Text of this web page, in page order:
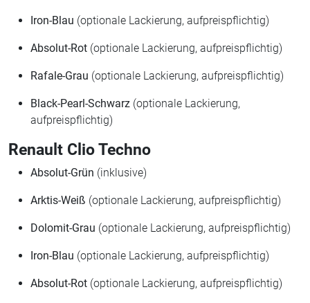
Iron-Blau (optionale Lackierung, aufpreispflichtig)
Absolut-Rot (optionale Lackierung, aufpreispflichtig)
Rafale-Grau (optionale Lackierung, aufpreispflichtig)
Black-Pearl-Schwarz (optionale Lackierung,
aufpreispflichtig)
Renault Clio Techno
Absolut-Grün (inklusive)
Arktis-Weiß (optionale Lackierung, aufpreispflichtig)
Dolomit-Grau (optionale Lackierung, aufpreispflichtig)
Iron-Blau (optionale Lackierung, aufpreispflichtig)
Absolut-Rot (optionale Lackierung, aufpreispflichtig)